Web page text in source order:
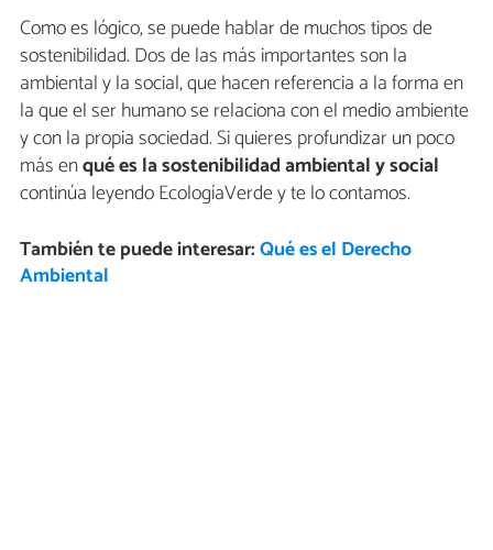
Como es lógico, se puede hablar de muchos tipos de
sostenibilidad. Dos de las más importantes son la
ambiental y la social, que hacen referencia a la forma en
la que el ser humano se relaciona con el medio ambiente
y con la propia sociedad. Si quieres profundizar un poco
más enqué es la sostenibilidad ambiental y social
continúa leyendo EcologíaVerde y te lo contamos.
También te puede interesar:Qué es el Derecho
Ambiental